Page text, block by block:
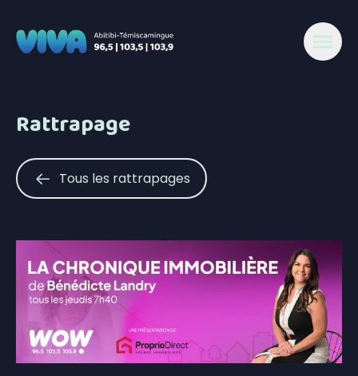
Rattrapage
Tous les rattrapages